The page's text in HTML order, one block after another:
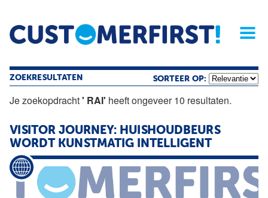
Home Opinie Archief
Magazine
ZOEKRESULTATEN SORTEER OP:
Je zoekopdracht' RAI' heeft ongeveer 10 resultaten.
VISITOR JOURNEY: HUISHOUDBEURS
WORDT KUNSTMATIG INTELLIGENT